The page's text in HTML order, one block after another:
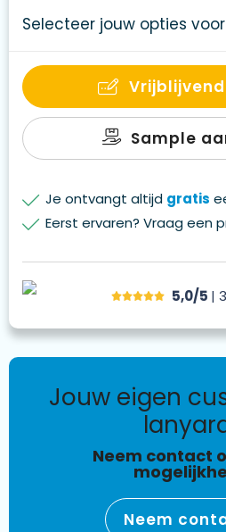
Selecteer jouw opties
Sample
Je ontvangt altijd gratis
Eerst ervaren? Vraag een
5,0/5 | 3
jouw eigen custom made
Neem contact
Neem